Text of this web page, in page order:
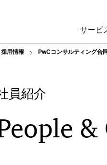
サービ
用情報 PwCコンサルティング合
員紹介
&